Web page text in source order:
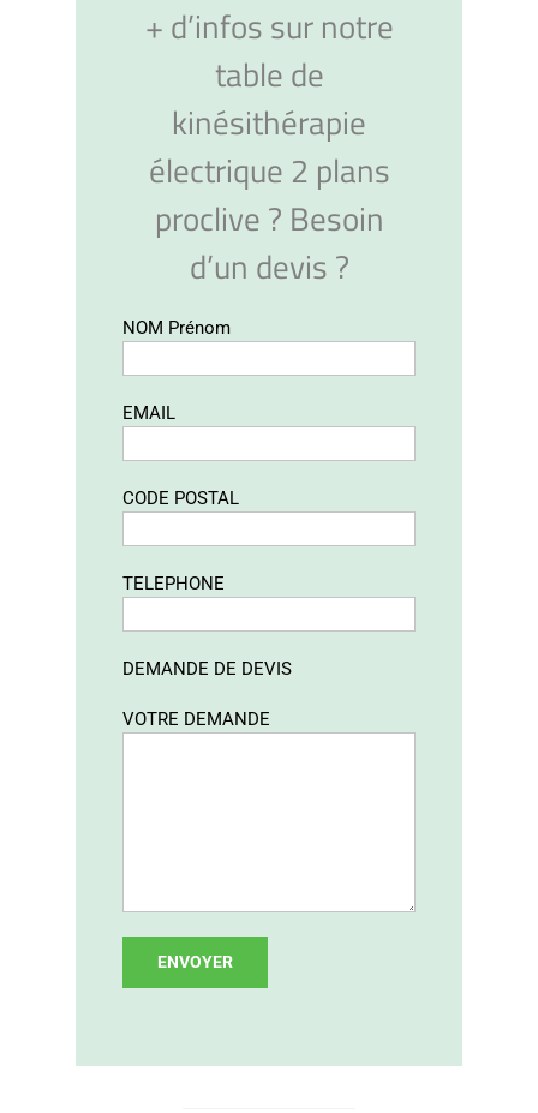
+ d’infos sur notre
table de
kinésithérapie
électrique 2 plans
proclive ? Besoin
d’un devis ?
NOM Prénom
EMAIL
CODE POSTAL
TELEPHONE
DEMANDE DE DEVIS
VOTRE DEMANDE